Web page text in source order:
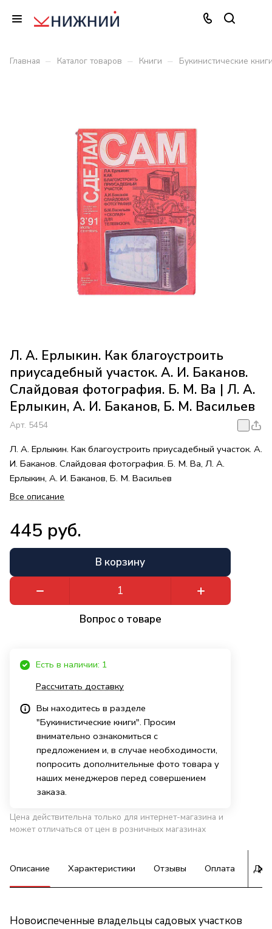
Главная – Каталог товаров – Книги – Букинистические
Л. А. Ерлыкин. Как благоустроить
приусадебный участок. А. И. Баканов.
Слайдовая фотография. Б. М. Ва | Л. А.
Ерлыкин, А. И. Баканов, Б. М. Васильев
Арт. 5454
Л. А. Ерлыкин. Как благоустроить приусадебный участок. А.
И. Баканов. Слайдовая фотография. Б. М. Ва, Л. А.
Ерлыкин, А. И. Баканов, Б. М. Васильев
Все описание
445 руб.
В корзину
Вопрос о товаре
Есть в наличии: 1
Рассчитать доставку
Вы находитесь в разделе
"Букинистические книги". Просим
внимательно ознакомиться с
предложением и, в случае необходимости,
попросить дополнительные фото товара у
наших менеджеров перед совершением
заказа.
Цена действительна только для интернет-магазина и
может отличаться от цен в розничных магазинах
Описание Характеристики Отзывы Оплата
Новоиспеченные владельцы садовых участков